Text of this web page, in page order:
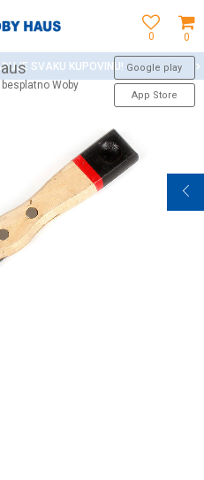
0
0
Woby
Google play
App Store
SVAKU KUPOVINU!